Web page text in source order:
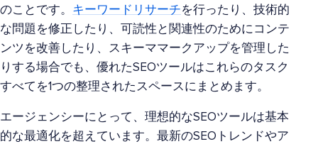
のことです。 キーワードリサーチを行ったり、技術的
な問題を修正したり、可読性と関連性のためにコンテ
ンツを改善したり、スキーママークアップを管理した
りする場合でも、優れたSEOツールはこれらのタスク
すべてを1つの整理されたスペースにまとめます。
エージェンシーにとって、理想的なSEOツールは基本
的な最適化を超えています。最新のSEOトレンドやア